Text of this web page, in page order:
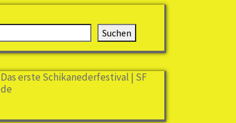
Suchen
Das erste Schikanederfestival | SF
de